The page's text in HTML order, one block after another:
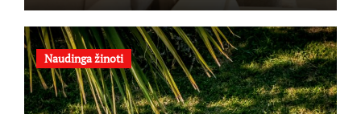
Naudinga žinoti